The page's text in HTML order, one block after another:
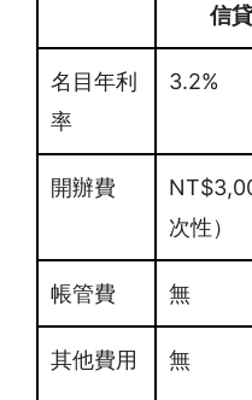
信貸
名目年利
率
3.2%
開辦費
次性）
帳管費 無
其他費用 無